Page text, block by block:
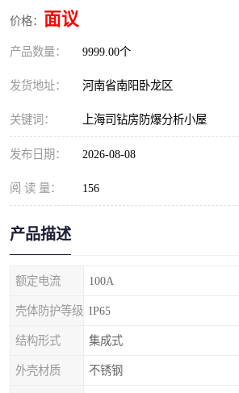
价格： 面议
产品数量： 9999.00个
发货地址： 河南省南阳卧龙区
关键词： 上海司钻房防爆分析小屋
发布日期： 2026-08-08
阅 读 量： 156
产品描述
额定电流 100A
壳体防护等级 IP65
结构形式 集成式
外壳材质 不锈钢